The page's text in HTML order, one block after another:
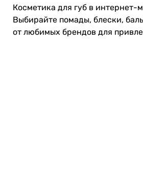
Косметика для губ в интернет-
Выбирайте помады, блески,
от любимых брендов для